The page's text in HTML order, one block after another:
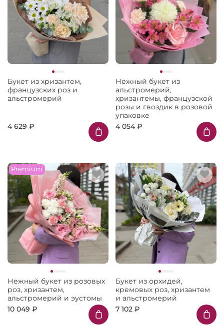
Букет из хризантем,
французских роз и
альстромерий
4 629 ₽
Нежный букет из
альстромерий,
хризантемы, французской
розы и гвоздик в розовой
упаковке
4 054 ₽
Premium
Нежный букет из розовых
роз, хризантем,
альстромерий и эустомы
10 049 ₽
Букет из орхидей,
кремовых роз, хризантем
и альстромерий
7 102 ₽